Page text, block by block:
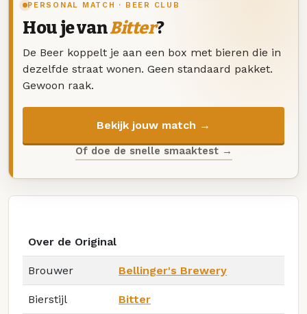
PERSONAL MATCH · BEER CLUB
Hou je vanBitter?
De Beer koppelt je aan een box met bieren die in
dezelfde straat wonen. Geen standaard pakket.
Gewoon raak.
Bekijk jouw match →
Of doe de snelle smaaktest →
Over de Original
Brouwer Bellinger's Brewery
Bierstijl Bitter